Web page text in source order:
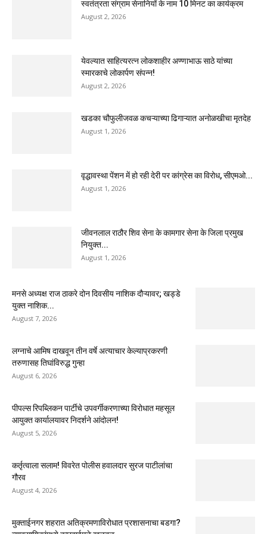
स्वतंत्रता संग्राम सेनानियों के नाम 10 मिनट का कार्यक्रम
August 2, 2026
येवल्यात साहित्यरत्न लोकशाहीर अण्णाभाऊ साठे यांच्या
स्मारकाचे लोकार्पण संपन्न!
August 2, 2026
खडका चौफुलीजवळ कचऱ्याच्या ढिगाऱ्यात अनोळखीचा मृतदेह
August 1, 2026
वृद्धावस्था पेंशन में हो रही देरी पर कांग्रेस का विरोध, सीएमओ...
August 1, 2026
जीवनलाल राठौर शिव सेना के कामगार सेना के जिला प्रमुख
नियुक्त...
August 1, 2026
मनसे अध्यक्ष राज ठाकरे दोन दिवसीय नाशिक दौऱ्यावर; खड्डे
युक्त नाशिक...
August 7, 2026
लग्नाचे आमिष दाखवून तीन वर्षे अत्याचार केल्याप्रकरणी
तरुणासह तिघांविरुद्ध गुन्हा
August 6, 2026
पीपल्स रिपब्लिकन पार्टीचे उपवर्गीकरणाच्या विरोधात महसूल
आयुक्त कार्यालयावर निदर्शने आंदोलन!
August 5, 2026
कर्तृत्वाला सलाम! विवरेत पोलीस हवालदार सुरज पाटीलांचा
गौरव
August 4, 2026
मुक्ताईनगर शहरात अतिक्रमणाविरोधात प्रशासनाचा बडगा?